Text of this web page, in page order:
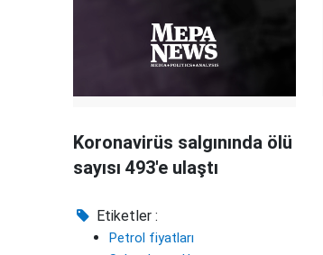
Koronavirüs salgınında ölü
sayısı 493'e ulaştı
Etiketler :
Petrol fiyatları